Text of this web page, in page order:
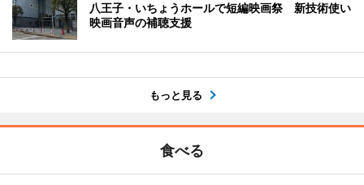
八王子・いちょうホールで短編映画祭 新技術使い
映画音声の補聴支援
もっと見る
食べる